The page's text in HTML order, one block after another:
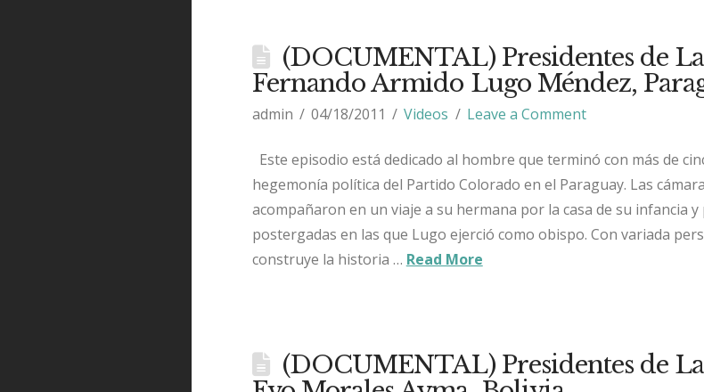
(DOCUMENTAL) Presidentes de
Fernando Armido Lugo Méndez,
admin 04/18/2011 Videos Leave a Comment
Este episodio está dedicado al hombre que terminó con más de
hegemonía política del Partido Colorado en el Paraguay. Las
acompañaron en un viaje a su hermana por la casa de su infancia
postergadas en las que Lugo ejerció como obispo. Con variada
construye la historia … Read More
(DOCUMENTAL) Presidentes de